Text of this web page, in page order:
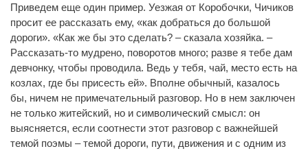
Приведем еще один пример. Уезжая от Коробочки, Чичиков
просит ее рассказать ему, «как добраться до большой
дороги». «Как же бы это сделать? – сказала хозяйка. –
Рассказать-то мудрено, поворотов много; разве я тебе дам
девчонку, чтобы проводила. Ведь у тебя, чай, место есть на
козлах, где бы присесть ей». Вполне обычный, казалось
бы, ничем не примечательный разговор. Но в нем заключен
не только житейский, но и символический смысл: он
выясняется, если соотнести этот разговор с важнейшей
темой поэмы – темой дороги, пути, движения и с одним из